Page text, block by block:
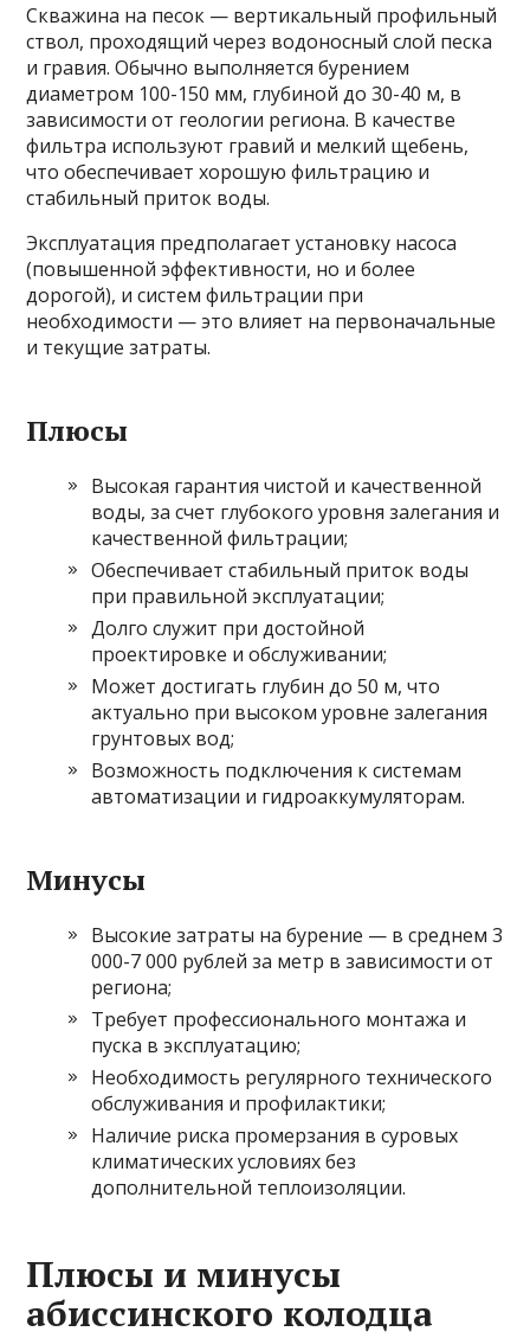
Скважина на песок — вертикальный профильный
ствол, проходящий через водоносный слой песка
и гравия. Обычно выполняется бурением
диаметром 100-150 мм, глубиной до 30-40 м, в
зависимости от геологии региона. В качестве
фильтра используют гравий и мелкий щебень,
что обеспечивает хорошую фильтрацию и
стабильный приток воды.
Эксплуатация предполагает установку насоса
(повышенной эффективности, но и более
дорогой), и систем фильтрации при
необходимости — это влияет на первоначальные
и текущие затраты.
Плюсы
Высокая гарантия чистой и качественной
воды, за счет глубокого уровня залегания и
качественной фильтрации;
Обеспечивает стабильный приток воды
при правильной эксплуатации;
Долго служит при достойной
проектировке и обслуживании;
Может достигать глубин до 50 м, что
актуально при высоком уровне залегания
грунтовых вод;
Возможность подключения к системам
автоматизации и гидроаккумуляторам.
Минусы
Высокие затраты на бурение — в среднем 3
000-7 000 рублей за метр в зависимости от
региона;
Требует профессионального монтажа и
пуска в эксплуатацию;
Необходимость регулярного технического
обслуживания и профилактики;
Наличие риска промерзания в суровых
климатических условиях без
дополнительной теплоизоляции.
Плюсы и минусы
абиссинского колодца